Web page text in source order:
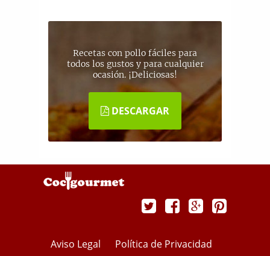
Recetas con pollo fáciles para
todos los gustos y para cualquier
ocasión. ¡Deliciosas!
DESCARGAR
Aviso Legal
Política de Privacidad